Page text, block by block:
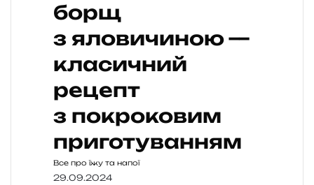
борщ
з яловичиною —
класичний
рецепт
з покроковим
приготуванням
Все про їжу та напої
29.09.2024